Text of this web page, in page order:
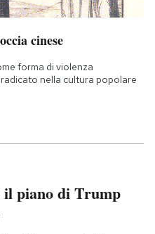
cinese
forma di violenza
nella cultura popolare
il piano di Trump